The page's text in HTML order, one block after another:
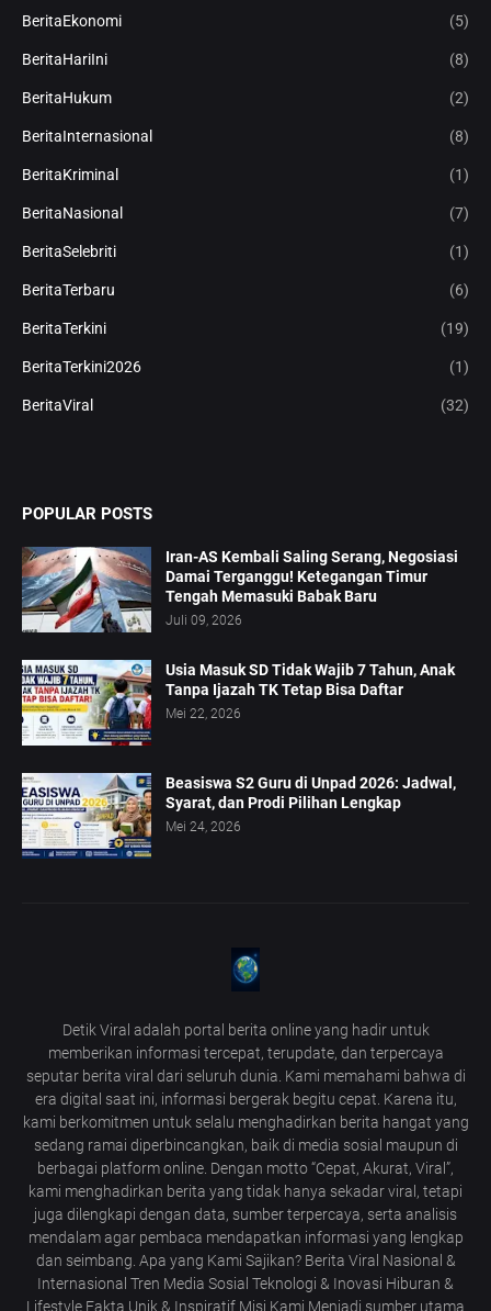
BeritaEkonomi (5)
BeritaHariIni (8)
BeritaHukum (2)
BeritaInternasional (8)
BeritaKriminal (1)
BeritaNasional (7)
BeritaSelebriti (1)
BeritaTerbaru (6)
BeritaTerkini (19)
BeritaTerkini2026 (1)
BeritaViral (32)
POPULAR POSTS
Iran-AS Kembali Saling Serang, Negosiasi
Damai Terganggu! Ketegangan Timur
Tengah Memasuki Babak Baru
Juli 09, 2026
Usia Masuk SD Tidak Wajib 7 Tahun, Anak
Tanpa Ijazah TK Tetap Bisa Daftar
Mei 22, 2026
Beasiswa S2 Guru di Unpad 2026: Jadwal,
Syarat, dan Prodi Pilihan Lengkap
Mei 24, 2026
Detik Viral adalah portal berita online yang hadir untuk
memberikan informasi tercepat, terupdate, dan terpercaya
seputar berita viral dari seluruh dunia. Kami memahami bahwa di
era digital saat ini, informasi bergerak begitu cepat. Karena itu,
kami berkomitmen untuk selalu menghadirkan berita hangat yang
sedang ramai diperbincangkan, baik di media sosial maupun di
berbagai platform online. Dengan motto “Cepat, Akurat, Viral”,
kami menghadirkan berita yang tidak hanya sekadar viral, tetapi
juga dilengkapi dengan data, sumber terpercaya, serta analisis
mendalam agar pembaca mendapatkan informasi yang lengkap
dan seimbang. Apa yang Kami Sajikan? Berita Viral Nasional &
Internasional Tren Media Sosial Teknologi & Inovasi Hiburan &
Lifestyle Fakta Unik & Inspiratif Misi Kami Menjadi sumber utama